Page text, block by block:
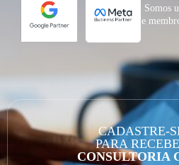
Somos
e
CADASTRE-
PARA
CONSULTORIA